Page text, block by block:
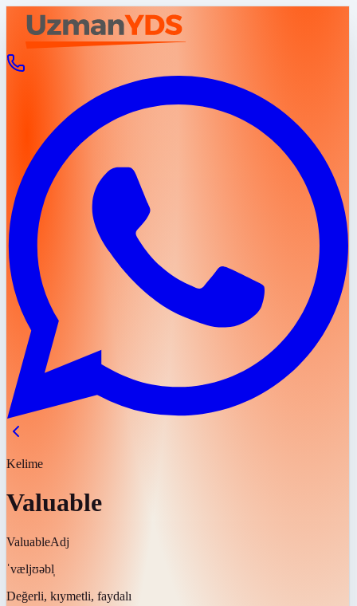
Kelime
Valuable
ValuableAdj
ˈvæljʊəbl̩
Değerli, kıymetli, faydalı